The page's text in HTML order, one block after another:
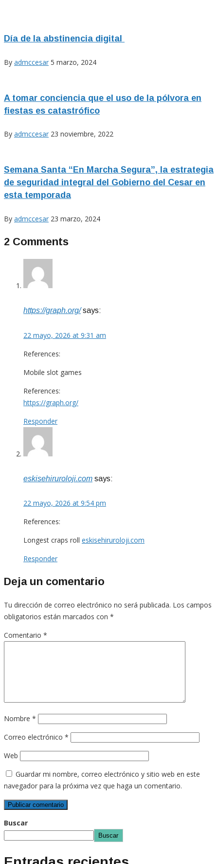
Día de la abstinencia digital
By admccesar 5 marzo, 2024
A tomar conciencia que el uso de la pólvora en
fiestas es catastrófico
By admccesar 23 noviembre, 2022
Semana Santa “En Marcha Segura”, la estrategia
de seguridad integral del Gobierno del Cesar en
esta temporada
By admccesar 23 marzo, 2024
2 Comments
https://graph.org/ says:
22 mayo, 2026 at 9:31 am
References:
Mobile slot games
References:
https://graph.org/
Responder
eskisehiruroloji.com says:
22 mayo, 2026 at 9:54 pm
References:
Longest craps roll eskisehiruroloji.com
Responder
Deja un comentario
Tu dirección de correo electrónico no será publicada. Los campos
obligatorios están marcados con *
Comentario *
Nombre *
Correo electrónico *
Web
Guardar mi nombre, correo electrónico y sitio web en este
navegador para la próxima vez que haga un comentario.
Buscar
Buscar